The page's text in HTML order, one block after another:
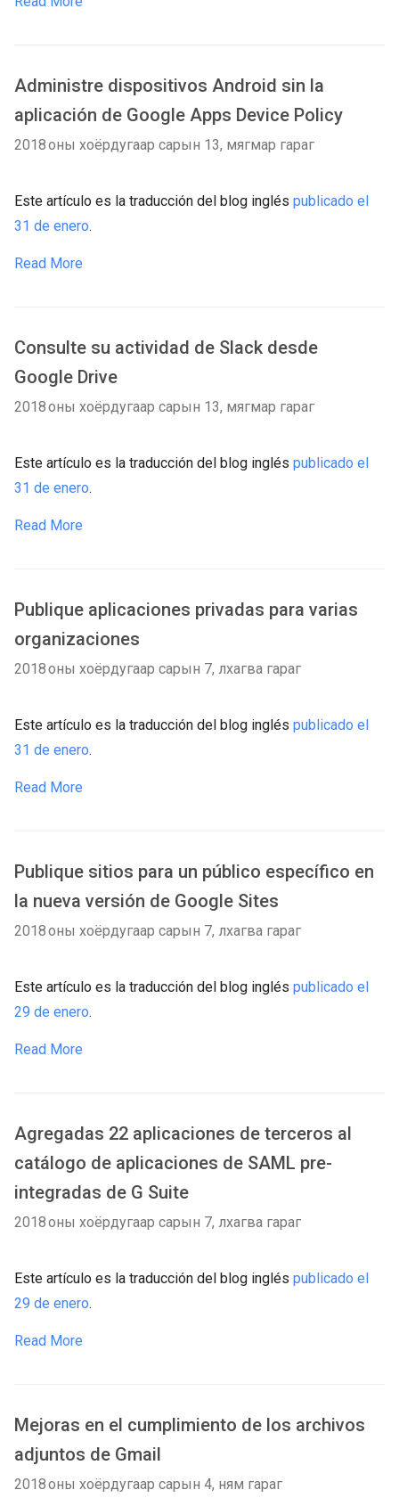
Administre dispositivos Android sin la
aplicación de Google Apps Device Policy
2018 оны хоёрдугаар сарын 13, мягмар гараг
Este artículo es la traducción del blog inglés publicado el
31 de enero.
Read More
Consulte su actividad de Slack desde
Google Drive
2018 оны хоёрдугаар сарын 13, мягмар гараг
Este artículo es la traducción del blog inglés publicado el
31 de enero.
Read More
Publique aplicaciones privadas para varias
organizaciones
2018 оны хоёрдугаар сарын 7, лхагва гараг
Este artículo es la traducción del blog inglés publicado el
31 de enero.
Read More
Publique sitios para un público específico en
la nueva versión de Google Sites
2018 оны хоёрдугаар сарын 7, лхагва гараг
Este artículo es la traducción del blog inglés publicado el
29 de enero.
Read More
Agregadas 22 aplicaciones de terceros al
catálogo de aplicaciones de SAML pre-
integradas de G Suite
2018 оны хоёрдугаар сарын 7, лхагва гараг
Este artículo es la traducción del blog inglés publicado el
29 de enero.
Read More
Mejoras en el cumplimiento de los archivos
adjuntos de Gmail
2018 оны хоёрдугаар сарын 4, ням гараг